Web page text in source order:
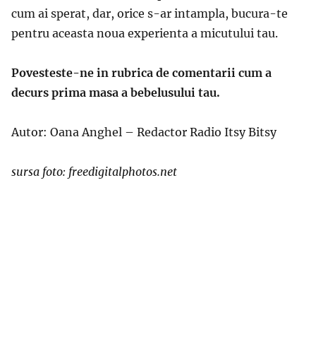
cum ai sperat, dar, orice s-ar intampla, bucura-te
pentru aceasta noua experienta a micutului tau.
Povesteste-ne in rubrica de comentarii cum a
decurs prima masa a bebelusului tau.
Autor: Oana Anghel – Redactor Radio Itsy Bitsy
sursa foto: freedigitalphotos.net